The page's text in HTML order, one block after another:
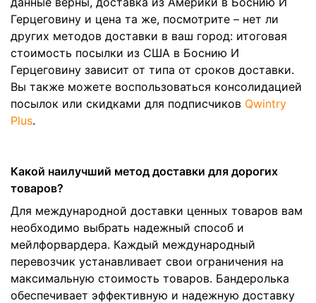
Герцеговину и цена та же, посмотрите – нет ли
других методов доставки в ваш город: итоговая
стоимость посылки из США в Боснию И
Герцеговину зависит от типа от сроков доставки.
Вы также можете воспользоваться консолидацией
посылок или скидками для подписчиков Qwintry
Plus.
Какой наилучший метод доставки для дорогих
товаров?
Для международной доставки ценных товаров вам
необходимо выбрать надежный способ и
мейлфорвардера. Каждый международный
перевозчик устанавливает свои ограничения на
максимальную стоимость товаров. Бандеролька
обеспечивает эффективную и надежную доставку